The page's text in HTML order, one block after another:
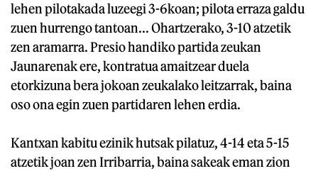
lehen pilotakada luzeegi 3-6koan; pilota erraza galdu
zuen hurrengo tantoan... Ohartzerako, 3-10 atzetik
zen aramarra. Presio handiko partida zeukan
Jaunarenak ere, kontratua amaitzear duela
etorkizuna bera jokoan zeukalako leitzarrak, baina
oso ona egin zuen partidaren lehen erdia.
Kantxan kabitu ezinik hutsak pilatuz, 4-14 eta 5-15
atzetik joan zen Irribarria, baina sakeak eman zion